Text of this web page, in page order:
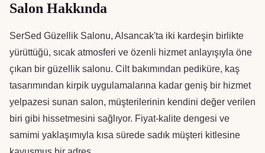
Salon Hakkında
SerSed Güzellik Salonu, Alsancak'ta iki kardeşin birlikte
yürüttüğü, sıcak atmosferi ve özenli hizmet anlayışıyla öne
çıkan bir güzellik salonu. Cilt bakımından pediküre, kaş
tasarımından kirpik uygulamalarına kadar geniş bir hizmet
yelpazesi sunan salon, müşterilerinin kendini değer verilen
biri gibi hissetmesini sağlıyor. Fiyat-kalite dengesi ve
samimi yaklaşımıyla kısa sürede sadık müşteri kitlesine